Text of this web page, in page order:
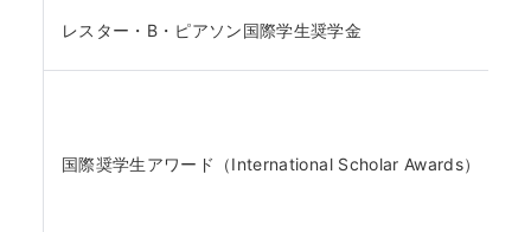
レスター・B・ピアソン国際学生奨学金
国際奨学生アワード（International Scholar Awards）